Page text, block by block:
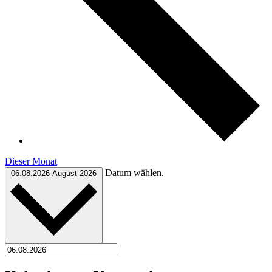
Dieser Monat
06.08.2026 August 2026 Datum wählen.